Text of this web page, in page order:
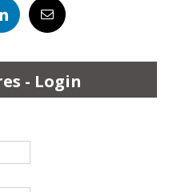
- Login